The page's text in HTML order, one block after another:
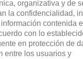
organizativa y de
la confidencialidad,
contenida
con lo
en protección de
entre los usuarios y